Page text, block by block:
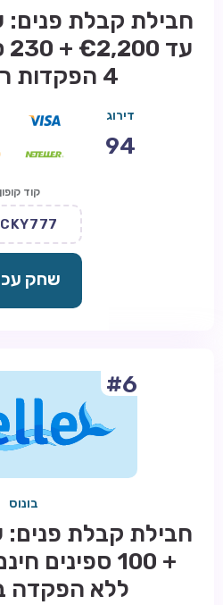
4 הפקדות ראשונות
דירוג
94
קוד קופון
שחק
#6
בונוס
ללא הפקדה